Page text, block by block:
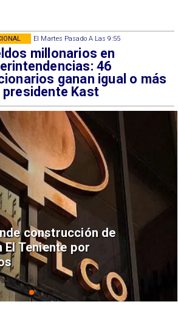
El Martes Pasado A Las 9:55
millonarios en
46
ganan igual o más
presidente Kast
construcción de
El Teniente por